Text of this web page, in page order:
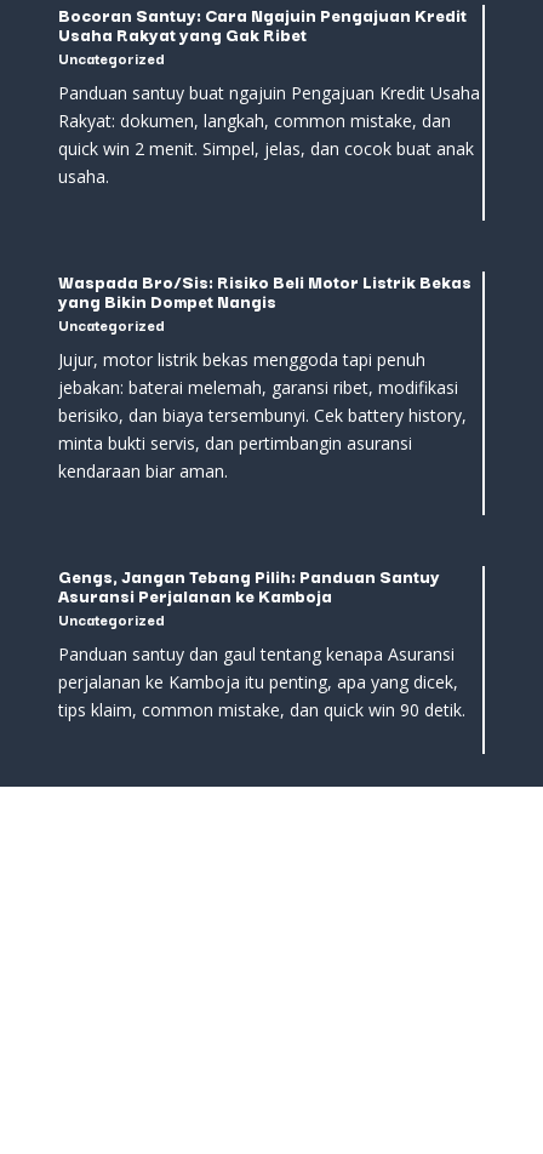
Bocoran Santuy: Cara Ngajuin Pengajuan Kredit
Usaha Rakyat yang Gak Ribet
Uncategorized
Panduan santuy buat ngajuin Pengajuan Kredit Usaha
Rakyat: dokumen, langkah, common mistake, dan
quick win 2 menit. Simpel, jelas, dan cocok buat anak
usaha.
Waspada Bro/Sis: Risiko Beli Motor Listrik Bekas
yang Bikin Dompet Nangis
Uncategorized
Jujur, motor listrik bekas menggoda tapi penuh
jebakan: baterai melemah, garansi ribet, modifikasi
berisiko, dan biaya tersembunyi. Cek battery history,
minta bukti servis, dan pertimbangin asuransi
kendaraan biar aman.
Gengs, Jangan Tebang Pilih: Panduan Santuy
Asuransi Perjalanan ke Kamboja
Uncategorized
Panduan santuy dan gaul tentang kenapa Asuransi
perjalanan ke Kamboja itu penting, apa yang dicek,
tips klaim, common mistake, dan quick win 90 detik.